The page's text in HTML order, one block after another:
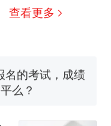
查看更多
反而更省电？
名的考试，成绩
么？